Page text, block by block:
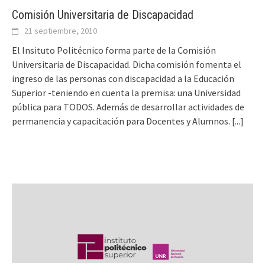
Comisión Universitaria de Discapacidad
21 septiembre, 2010
El Insituto Politécnico forma parte de la Comisión
Universitaria de Discapacidad. Dicha comisión fomenta el
ingreso de las personas con discapacidad a la Educación
Superior -teniendo en cuenta la premisa: una Universidad
pública para TODOS. Además de desarrollar actividades de
permanencia y capacitación para Docentes y Alumnos. [...]